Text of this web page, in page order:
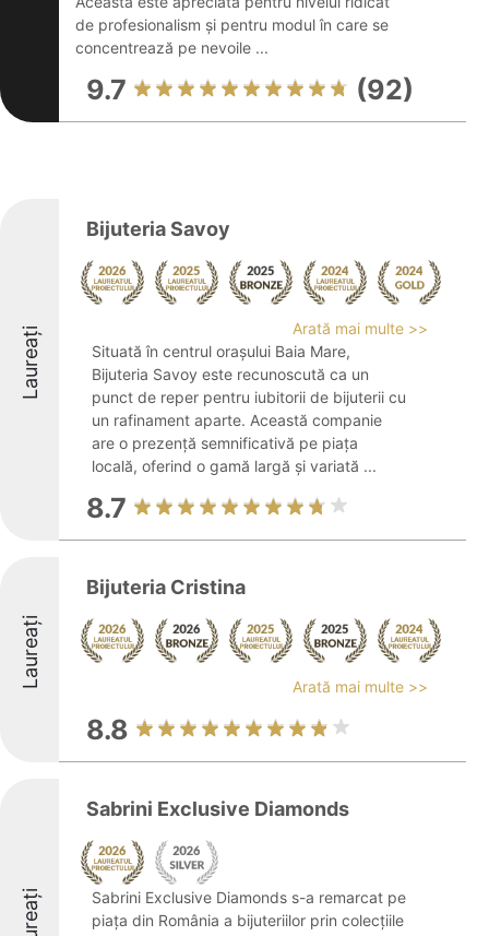
de profesionalism și pentru modul în care se
concentrează pe nevoile ...
9.7 (92)
Laureați
Bijuteria Savoy
Arată mai multe >>
Situată în centrul orașului Baia Mare,
Bijuteria Savoy este recunoscută ca un
punct de reper pentru iubitorii de bijuterii cu
un rafinament aparte. Această companie
are o prezență semnificativă pe piața
locală, oferind o gamă largă și variată ...
8.7
Laureați
Bijuteria Cristina
Arată mai multe >>
8.8
Sabrini Exclusive Diamonds
Sabrini Exclusive Diamonds s-a remarcat pe
piața din România a bijuteriilor prin colecțiile